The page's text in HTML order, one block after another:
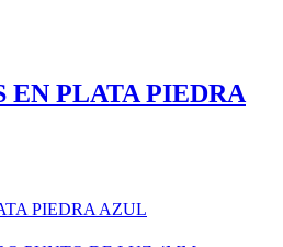
EN PLATA PIEDRA
PIEDRA AZUL